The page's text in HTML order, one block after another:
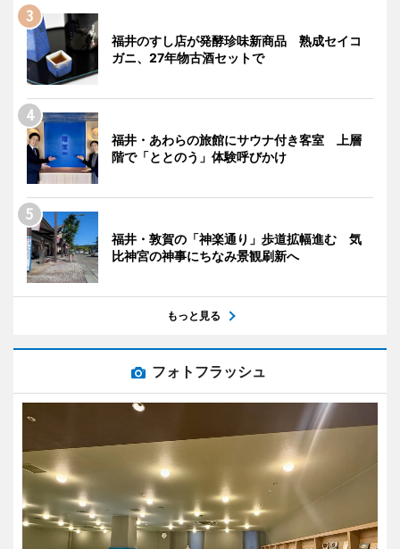
福井のすし店が発酵珍味新商品 熟成セイコ
ガニ、27年物古酒セットで
福井・あわらの旅館にサウナ付き客室 上層
階で「ととのう」体験呼びかけ
福井・敦賀の「神楽通り」歩道拡幅進む 気
比神宮の神事にちなみ景観刷新へ
もっと見る
フォトフラッシュ